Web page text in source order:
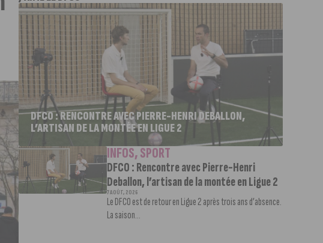
DFCO : RENCONTRE AVEC PIERRE-HENRI DEBALLON,
L’ARTISAN DE LA MONTÉE EN LIGUE 2
INFOS,SPORT
DFCO : Rencontre avec Pierre-Henri
Deballon, l’artisan de la montée en Ligue 2
7 AOÛT, 2026
Le DFCO est de retour en Ligue 2 après trois ans d’absence.
La saison...